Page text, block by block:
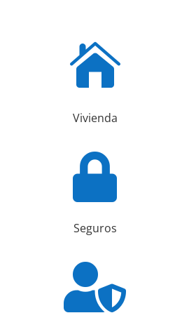

Vivienda

Seguros
